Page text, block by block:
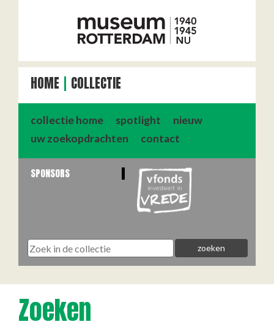
HOME COLLECTIE
collectie home spotlight
nieuw
uw zoekopdrachten
contact
SPONSORS
Zoeken